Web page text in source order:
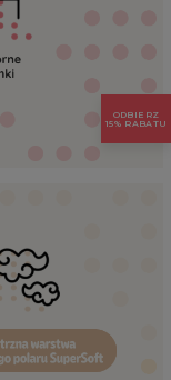
ODBIERZ
15% RABATU